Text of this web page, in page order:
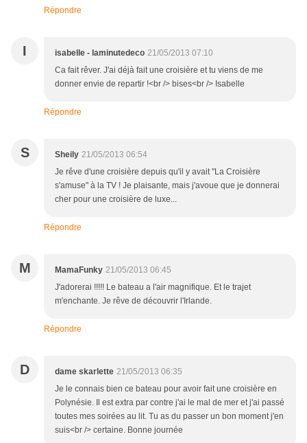
Répondre
I isabelle - laminutedeco 21/05/2013 07:10
Ca fait rêver. J'ai déjà fait une croisière et tu viens de me
donner envie de repartir !<br /> bises<br /> Isabelle
Répondre
S Sheily 21/05/2013 06:54
Je rêve d'une croisière depuis qu'il y avait "La Croisière
s'amuse" à la TV ! Je plaisante, mais j'avoue que je donnerai
cher pour une croisière de luxe...
Répondre
M MamaFunky 21/05/2013 06:45
J'adorerai !!!!! Le bateau a l'air magnifique. Et le trajet
m'enchante. Je rêve de découvrir l'Irlande.
Répondre
D dame skarlette 21/05/2013 06:35
Je le connais bien ce bateau pour avoir fait une croisière en
Polynésie. Il est extra par contre j'ai le mal de mer et j'ai passé
toutes mes soirées au lit. Tu as du passer un bon moment j'en
suis<br /> certaine. Bonne journée